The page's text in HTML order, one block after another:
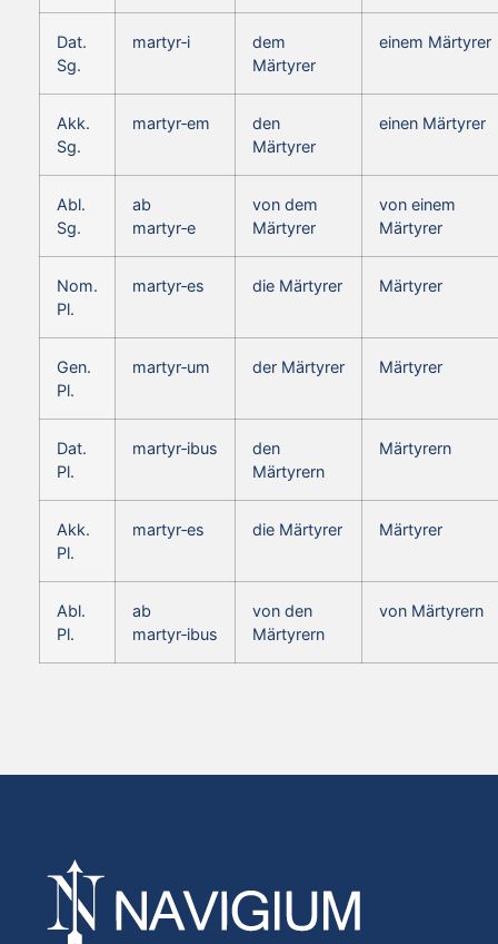
Dat.
Sg.
martyr‑i
dem
Märtyrer
einem Märtyrer
Akk.
Sg.
martyr‑em
den
Märtyrer
einen Märtyrer
Abl.
Sg.
ab
martyr‑e
von dem
Märtyrer
von einem
Märtyrer
Nom.
Pl.
martyr‑es die Märtyrer Märtyrer
Gen.
Pl.
martyr‑um der Märtyrer Märtyrer
Dat.
Pl.
martyr‑ibus
den
Märtyrern
Märtyrern
Akk.
Pl.
martyr‑es die Märtyrer Märtyrer
Abl.
Pl.
ab
martyr‑ibus
von den
Märtyrern
von Märtyrern